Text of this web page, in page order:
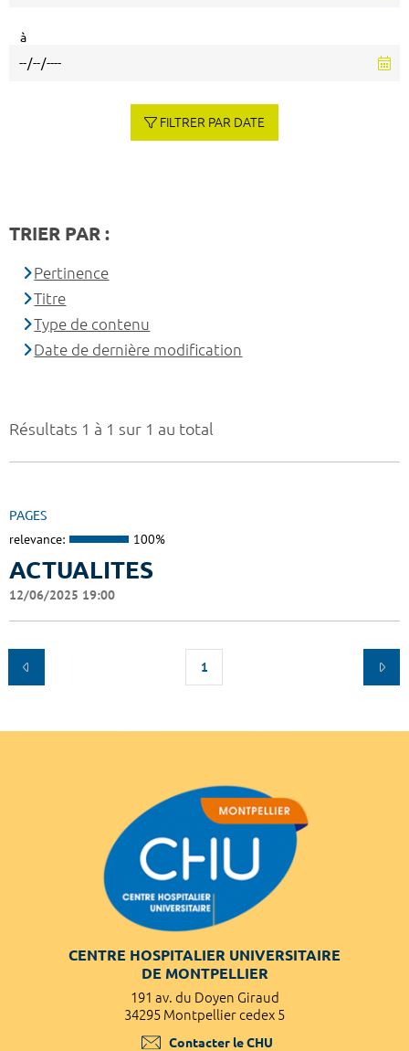
Résultats 1 à 1 sur 1 au total
PAGES
relevance: 100%
ACTUALITES
12/06/2025 19:00
1
à
FILTRER PAR DATE
TRIER PAR :
Pertinence
Titre
Type de contenu
Date de dernière modification
CENTRE HOSPITALIER UNIVERSITAIRE
DE MONTPELLIER
191 av. du Doyen Giraud
34295 Montpellier cedex 5
Contacter le CHU